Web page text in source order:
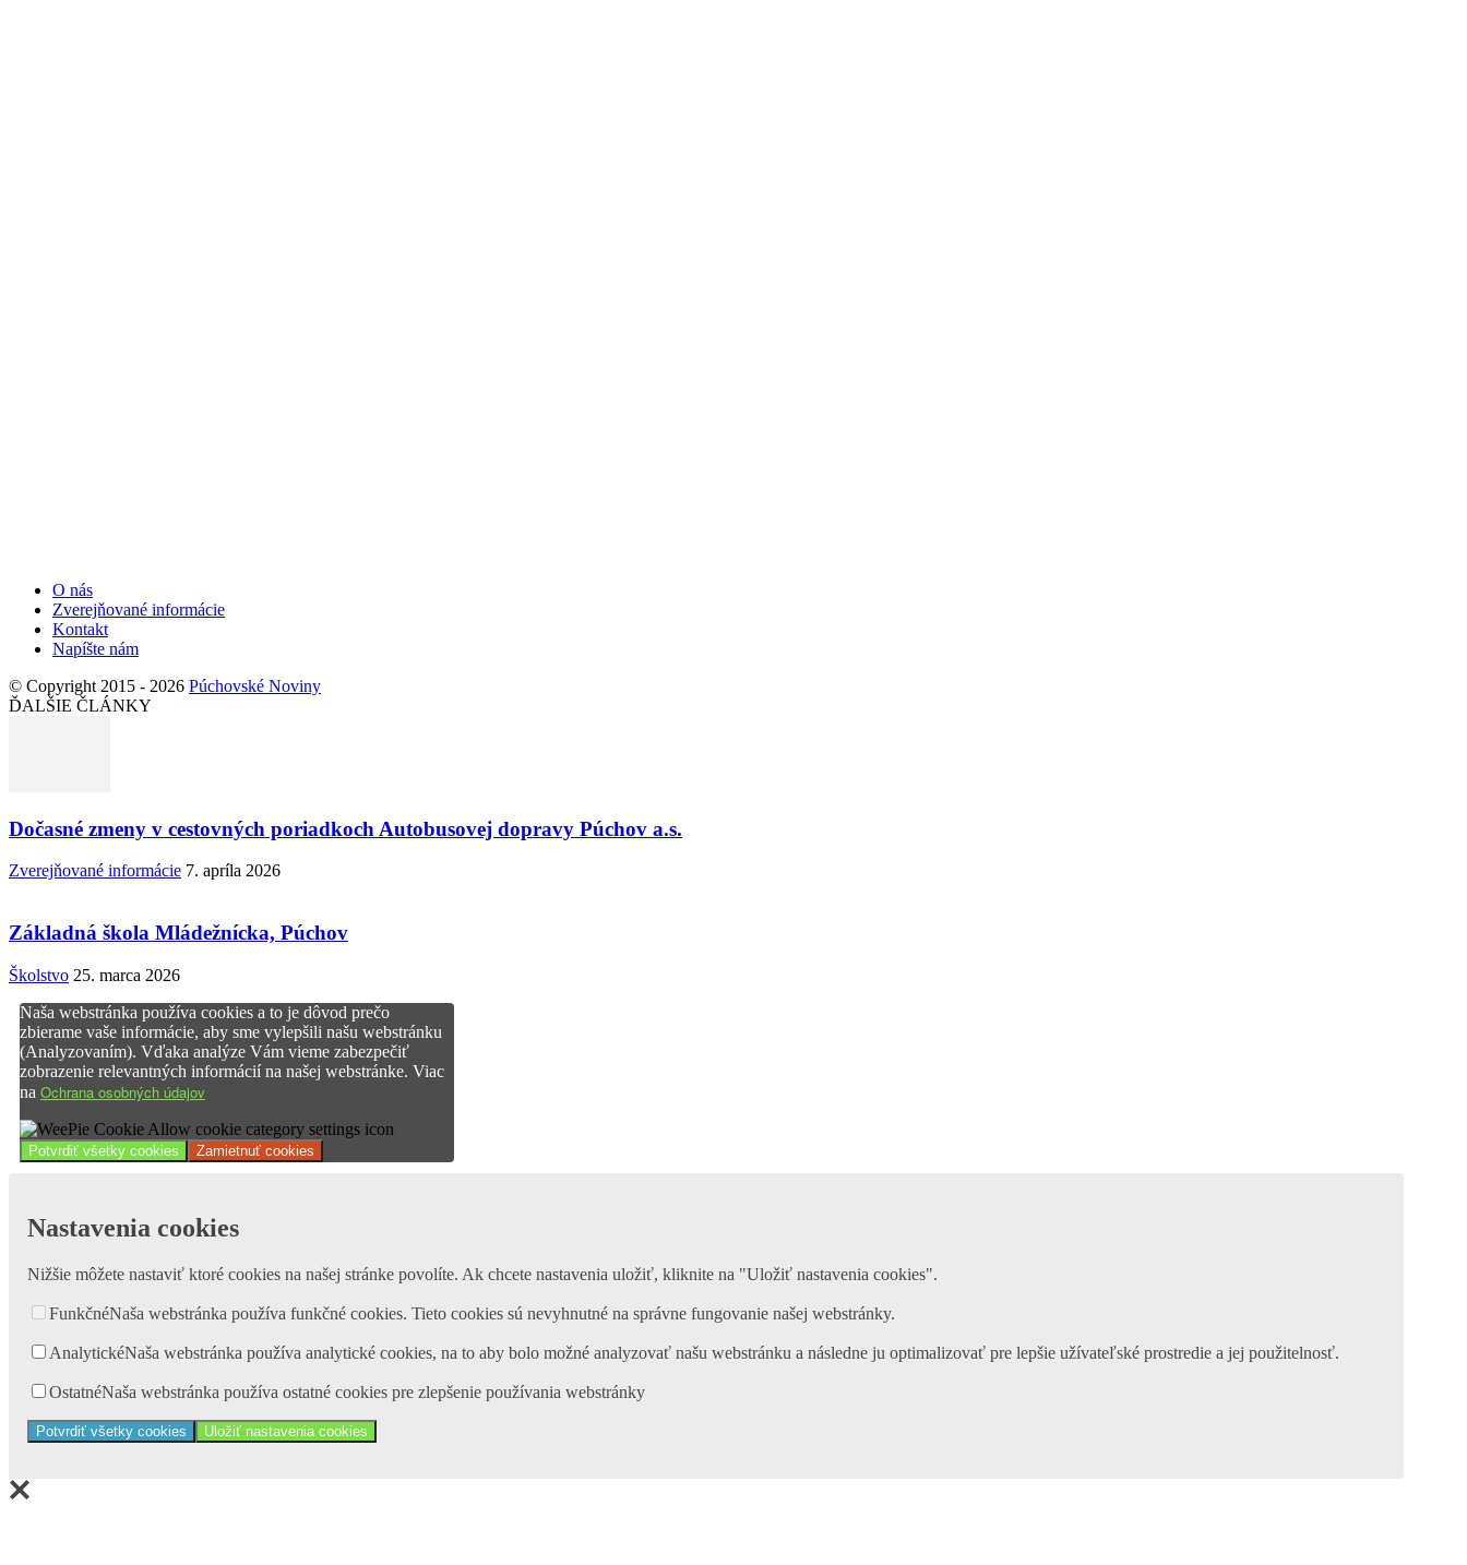
O nás
Zverejňované informácie
Kontakt
Napíšte nám
© Copyright 2015 - 2026 Púchovské Noviny
ĎALŠIE ČLÁNKY
Dočasné zmeny v cestovných poriadkoch Autobusovej dopravy Púchov a.s.
Zverejňované informácie 7. apríla 2026
Základná škola Mládežnícka, Púchov
Školstvo 25. marca 2026
Naša webstránka používa cookies a to je dôvod prečo
zbierame vaše informácie, aby sme vylepšili našu webstránku
(Analyzovaním). Vďaka analýze Vám vieme zabezpečiť
zobrazenie relevantných informácií na našej webstránke. Viac
na Ochrana osobných údajov
Potvrdiť všetky cookies Zamietnuť cookies
Nastavenia cookies
Nižšie môžete nastaviť ktoré cookies na našej stránke povolíte. Ak chcete nastavenia uložiť, kliknite na "Uložiť nastavenia cookies".
FunkčnéNaša webstránka používa funkčné cookies. Tieto cookies sú nevyhnutné na správne fungovanie našej webstránky.
AnalytickéNaša webstránka používa analytické cookies, na to aby bolo možné analyzovať našu webstránku a následne ju optimalizovať pre lepšie užívateľské prostredie a jej použitelnosť.
OstatnéNaša webstránka používa ostatné cookies pre zlepšenie používania webstránky
Potvrdiť všetky cookies Uložiť nastavenia cookies